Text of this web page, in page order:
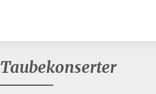
Taubekonserter